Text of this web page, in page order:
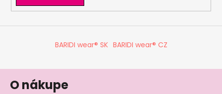
v
ý
i
u
BARIDI wear® SK BARIDI wear® CZ
O nákupe